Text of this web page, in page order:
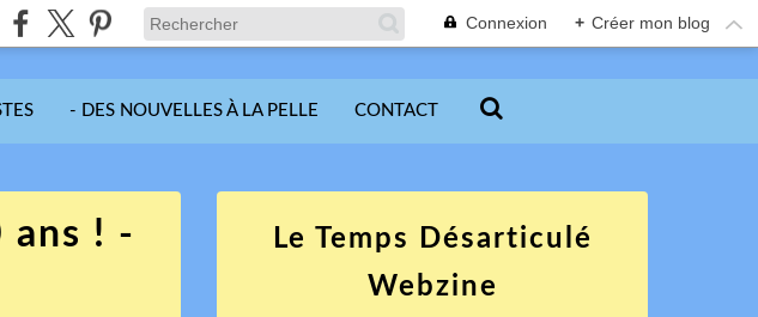
Connexion + Créer mon blog
- DES NOUVELLES À LA PELLE CONTACT
ans ! -
Le Temps Désarticulé
Webzine